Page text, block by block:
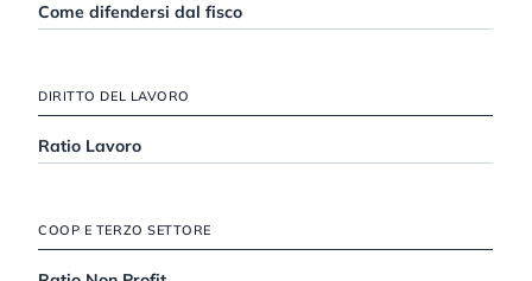
Come difendersi dal fisco
DIRITTO DEL LAVORO
Ratio Lavoro
COOP E TERZO SETTORE